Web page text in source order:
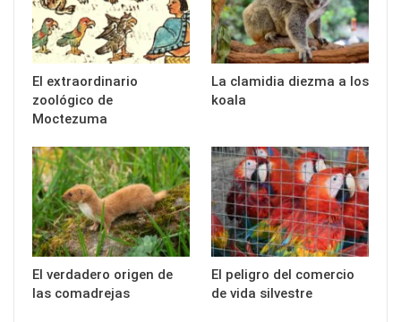
El extraordinario
zoológico de
Moctezuma
La clamidia diezma a los
koala
El verdadero origen de
las comadrejas
El peligro del comercio
de vida silvestre